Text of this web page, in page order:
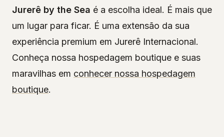
Jurerê by the Sea é a escolha ideal. É mais que
um lugar para ficar. É uma extensão da sua
experiência premium em Jurerê Internacional.
Conheça nossa hospedagem boutique e suas
maravilhas em conhecer nossa hospedagem
boutique.